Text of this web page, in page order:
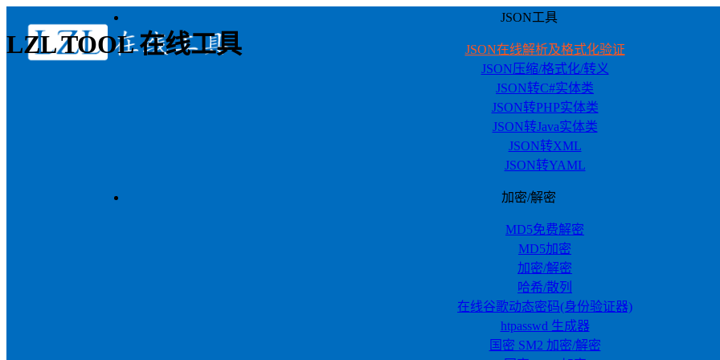
LZL TOOL 在线工具
JSON工具
JSON在线解析及格式化验证
JSON压缩/格式化/转义
JSON转C#实体类
JSON转PHP实体类
JSON转Java实体类
JSON转XML
JSON转YAML
加密/解密
MD5免费解密
MD5加密
加密/解密
哈希/散列
在线谷歌动态密码(身份验证器)
htpasswd 生成器
国密 SM2 加密/解密